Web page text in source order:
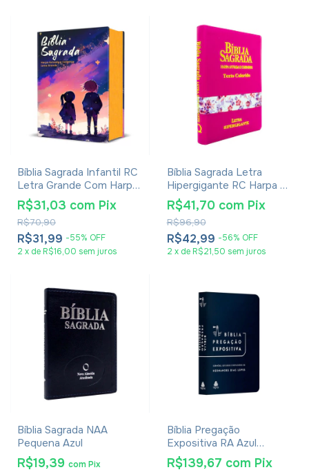
Bíblia Sagrada Infantil RC
Letra Grande Com Harpa
Avivada E Corinhos Capa
Dura Pequena Estrelas
R$31,99 -55% OFF
R$70,90
R$31,03 com Pix
2 x de R$16,00 sem juros
Bíblia Sagrada Letra
Hipergigante RC Harpa E
Corinhos Capa Zíper Pink
R$42,99 -56% OFF
R$96,90
R$41,70 com Pix
2 x de R$21,50 sem juros
Bíblia Sagrada NAA
Pequena Azul
R$19,39 comPix
Bíblia Pregação
Expositiva RA Azul
Hernandes Dias Lopes
R$139,67 com Pix